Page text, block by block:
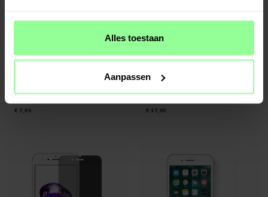
Alles toestaan
Aanpassen
€ 7,95
(2020) Screen Protector Edge-To-Edge
€ 17,95